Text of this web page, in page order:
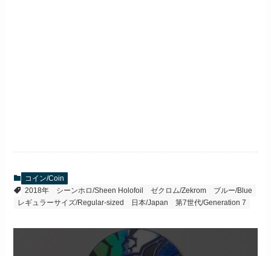
コイン/Coin
2018年
シーンホロ/Sheen Holofoil ゼクロム/Zekrom
ブルー/Blue
レギュラーサイズ/Regular-sized
日本/Japan 第7世代/Generation 7